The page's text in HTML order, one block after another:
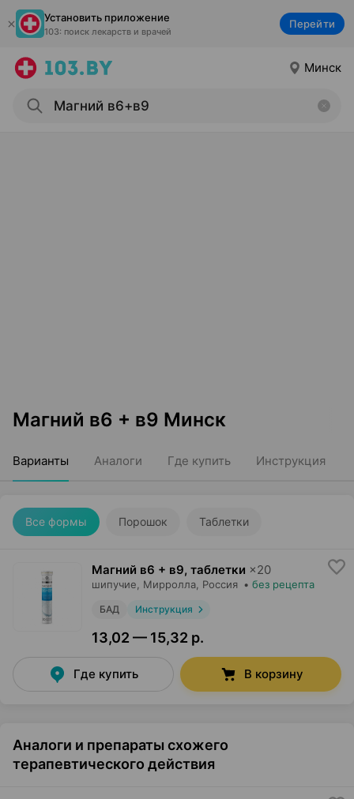
Установить приложение
103: поиск лекарств и врачей
Перейти
Минск
Магний в6 + в9 Минск
Варианты Аналоги Где купить Инструкция
Все формы Порошок Таблетки
Магний в6 + в9, таблетки ×20
шипучие, Мирролла , Россия • без рецепта
БАД Инструкция
13,02 — 15,32 р.
Где купить В корзину
Аналоги и препараты схожего
терапевтического действия